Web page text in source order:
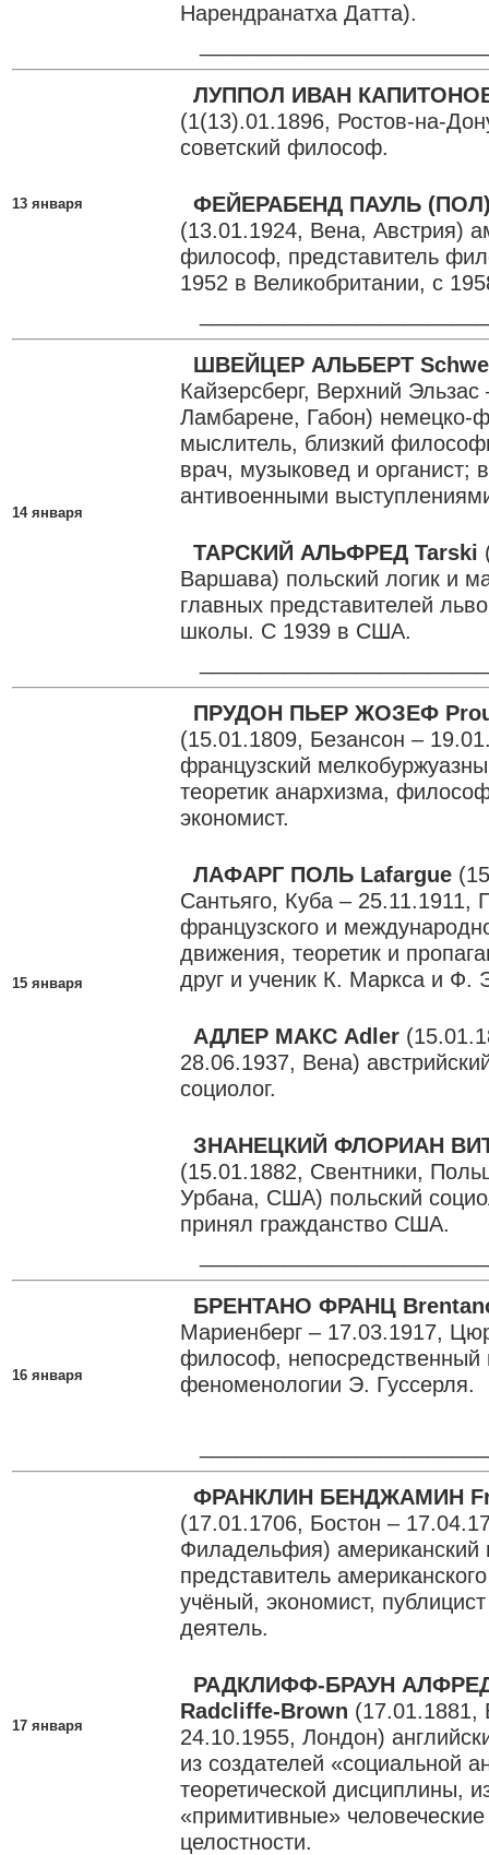
Нарендранатха Датта).
13 января
ЛУППОЛ ИВАН
(1(13).01.1896, Ростов-на-
советский философ.
ФЕЙЕРАБЕНД ПАУЛЬ (ПОЛ)
(13.01.1924, Вена, Австрия)
философ, представитель
1952 в Великобритании, с
14 января
ШВЕЙЦЕР АЛЬБЕРТ
Кайзерсберг, Верхний
Ламбарене, Габон) немецко-
мыслитель, близкий
врач, музыковед и органист;
антивоенными
ТАРСКИЙ АЛЬФРЕД Tarski
Варшава) польский логик и
главных представителей
школы. С 1939 в США.
15 января
ПРУДОН ПЬЕР ЖОЗЕФ
(15.01.1809, Безансон –
французский
теоретик анархизма,
экономист.
ЛАФАРГ ПОЛЬ Lafargue
Сантьяго, Куба – 25.11.1911,
французского и
движения, теоретик и
друг и ученик К. Маркса и Ф.
АДЛЕР МАКС Adler
28.06.1937, Вена)
социолог.
ЗНАНЕЦКИЙ ФЛОРИАН
(15.01.1882, Свентники,
Урбана, США) польский
принял гражданство США.
16 января
БРЕНТАНО ФРАНЦ
Мариенберг – 17.03.1917,
философ, непосредственный
феноменологии Э. Гуссерля.
17 января
ФРАНКЛИН БЕНДЖАМИН
(17.01.1706, Бостон –
Филадельфия) американский
представитель
учёный, экономист,
деятель.
РАДКЛИФФ-БРАУН
Radcliffe-Brown (17.01.1881,
24.10.1955, Лондон)
из создателей «социальной
теоретической дисциплины,
«примитивные»
целостности.